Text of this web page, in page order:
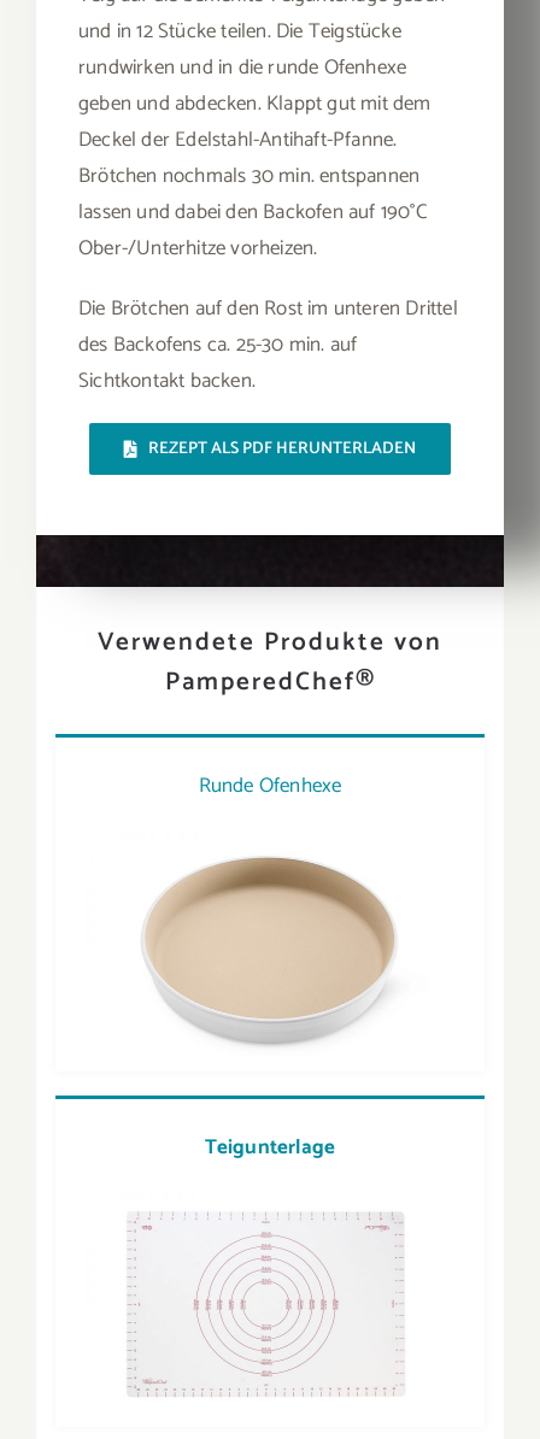
und in 12 Stücke teilen. Die Teigstücke
rundwirken und in die runde Ofenhexe
geben und abdecken. Klappt gut mit dem
Deckel der Edelstahl-Antihaft-Pfanne.
Brötchen nochmals 30 min. entspannen
lassen und dabei den Backofen auf 190°C
Ober-/Unterhitze vorheizen.
Die Brötchen auf den Rost im unteren Drittel
des Backofens ca. 25-30 min. auf
Sichtkontakt backen.
REZEPT ALS PDF HERUNTERLADEN
Verwendete Produkte von
PamperedChef®
Runde Ofenhexe
Teigunterlage